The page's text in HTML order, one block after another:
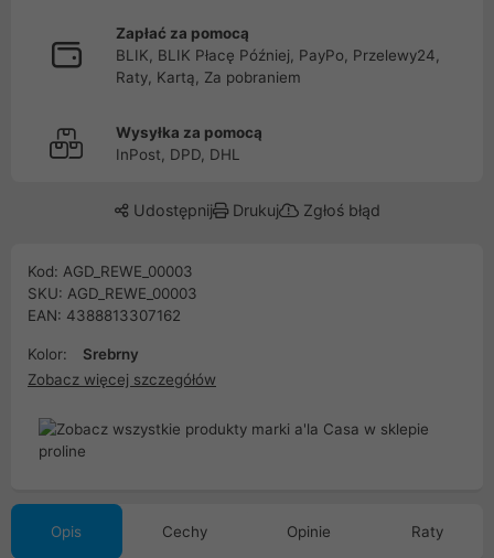
Zapłać za pomocą
BLIK, BLIK Płacę Później, PayPo, Przelewy24,
Raty, Kartą, Za pobraniem
Wysyłka za pomocą
InPost, DPD, DHL
Udostępnij Drukuj Zgłoś błąd
Kod: AGD_REWE_00003
SKU: AGD_REWE_00003
EAN: 4388813307162
Kolor:
Srebrny
Zobacz więcej szczegółów
Opis Cechy Opinie Raty